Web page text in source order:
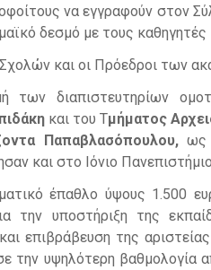
να εγγραφούν στον
δεσμό με τους
και οι Πρόεδροι των
των διαπιστευτηρίων
και του Τμήματος
Παπαβλασόπουλου,ως
και στο Ιόνιο
έπαθλο ύψους 1.500
την υποστήριξη της
επιβράβευση της
την υψηλότερη